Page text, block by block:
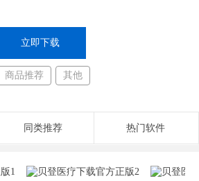
立即下载
商品推荐 其他
同类推荐 热门软件